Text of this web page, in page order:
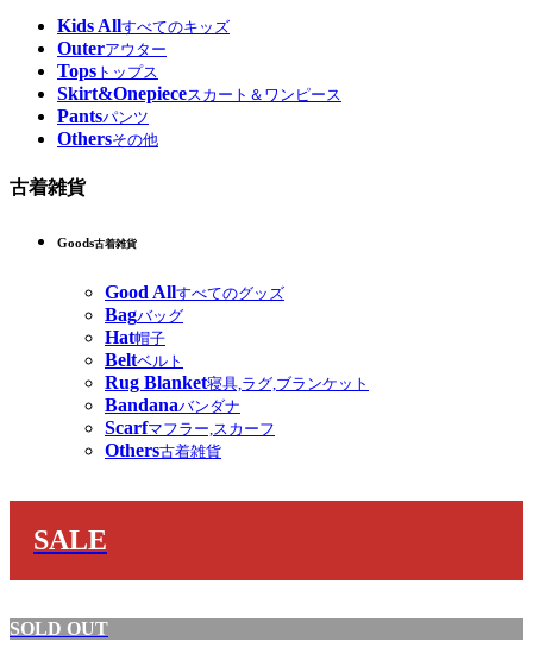
Kids Allすべてのキッズ
Outerアウター
Tops トップス
Skirt&Onepieceスカート＆ワンピース
Pantsパンツ
Othersその他
古着雑貨
Goods古着雑貨
Good Allすべてのグッズ
Bagバッグ
Hat帽子
Beltベルト
Rug Blanket寝具,ラグ,ブランケット
Bandanaバンダナ
Scarfマフラー,スカーフ
Others古着雑貨
SALE
SOLD OUT